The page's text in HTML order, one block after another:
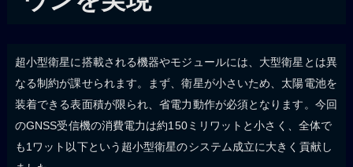
超小型衛星に搭載される機器やモジュールには、大型衛星とは異
なる制約が課せられます。まず、衛星が小さいため、太陽電池を
装着できる表面積が限られ、省電力動作が必須となります。今回
のGNSS受信機の消費電力は約150ミリワットと小さく、全体で
も1ワット以下という超小型衛星のシステム成立に大きく貢献し